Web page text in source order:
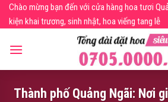
SkipChào mừng bạn đến với cửa hàng hoa tươi
kiện khai trương, sinh nhật, hoa viếng tang lễ
Thành phố Quảng Ngãi: Nơi